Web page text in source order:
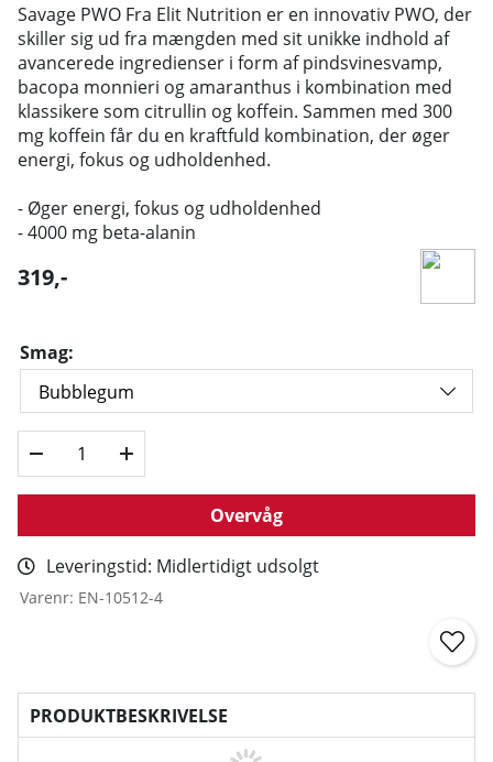
Savage PWO Fra Elit Nutrition er en innovativ PWO, der
skiller sig ud fra mængden med sit unikke indhold af
avancerede ingredienser i form af pindsvinesvamp,
bacopa monnieri og amaranthus i kombination med
klassikere som citrullin og koffein. Sammen med 300
mg koffein får du en kraftfuld kombination, der øger
energi, fokus og udholdenhed.
- Øger energi, fokus og udholdenhed
- 4000 mg beta-alanin
319,-
Smag:
Overvåg
Leveringstid: Midlertidigt udsolgt
Varenr: EN-10512-4
PRODUKTBESKRIVELSE